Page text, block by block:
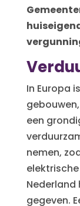
In Europa
een
nemen,
Nederland
gegeven.